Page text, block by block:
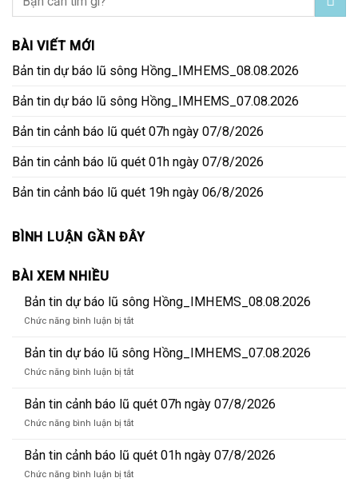
BÀI VIẾT MỚI
Bản tin dự báo lũ sông Hồng_IMHEMS_08.08.2026
Bản tin dự báo lũ sông Hồng_IMHEMS_07.08.2026
Bản tin cảnh báo lũ quét 07h ngày 07/8/2026
Bản tin cảnh báo lũ quét 01h ngày 07/8/2026
Bản tin cảnh báo lũ quét 19h ngày 06/8/2026
BÌNH LUẬN GẦN ĐÂY
BÀI XEM NHIỀU
Bản tin dự báo lũ sông Hồng_IMHEMS_08.08.2026
Chức năng bình luận bị tắtở
tin
báo
sông
Hồng_IMHEMS_08.08.2026
Bản tin dự báo lũ sông Hồng_IMHEMS_07.08.2026
Chức năng bình luận bị tắtở
tin
dự
báo
sông
Hồng_IMHEMS_07.08.2026
Bản tin cảnh báo lũ quét 07h ngày 07/8/2026
Chức năng bình luận bị tắtở
tin
cảnh
báo
Bản tin cảnh báo lũ quét 01h ngày 07/8/2026
Chức năng bình luận bị tắtở